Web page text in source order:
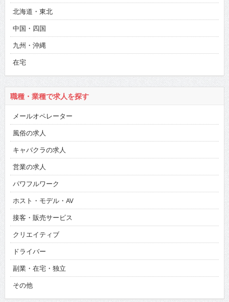
北海道・東北
中国・四国
九州・沖縄
在宅
職種・業種で求人を探す
メールオペレーター
風俗の求人
キャバクラの求人
営業の求人
パワフルワーク
ホスト・モデル・AV
接客・販売サービス
クリエイティブ
ドライバー
副業・在宅・独立
その他